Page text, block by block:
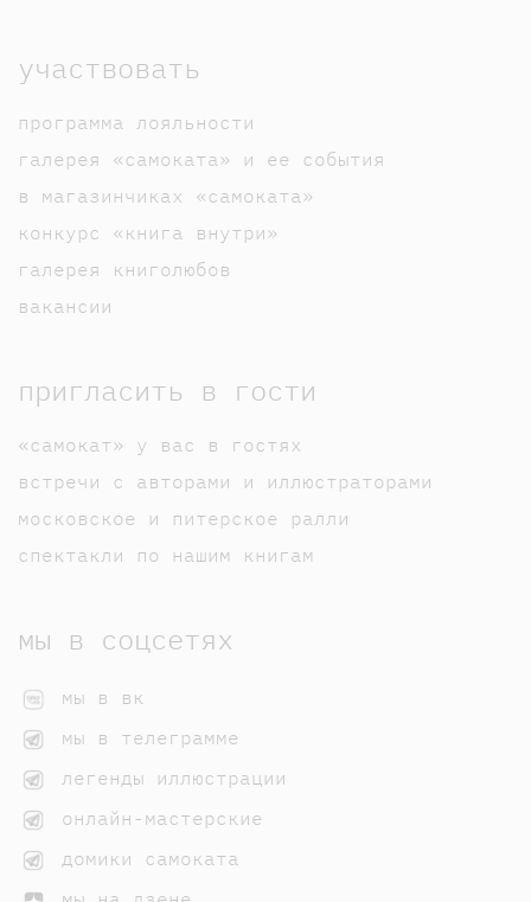
участвовать
программа лояльности
галерея «самоката» и ее события
в магазинчиках «самоката»
конкурс «книга внутри»
галерея книголюбов
вакансии
пригласить в гости
«самокат» у вас в гостях
встречи с авторами и иллюстраторами
московское и питерское ралли
спектакли по нашим книгам
мы в соцсетях
мы в вк
мы в телеграмме
легенды иллюстрации
онлайн-мастерские
домики самоката